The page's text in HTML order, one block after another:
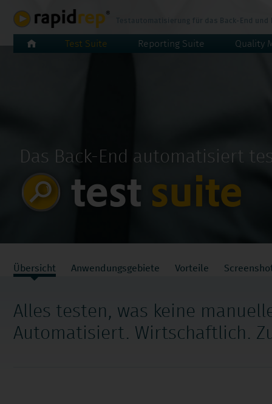
Navigation
überspringenTest Suite Reporting Suite Quality
Das Back-End automatisiert
Navigation
überspringen
Übersicht Anwendungsgebiete Vorteile
Alles testen, was keine
Automatisiert. Wirtschaftlich.